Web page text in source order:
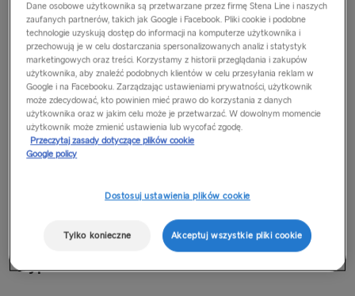
Nynäshamn – Ventspils (pojazdy o długości poniżej 6 m)
Liepaja – Travemünde (pojazdy o długości poniżej 6 m)
Karlskrona – Gdynia
Aby zarezerwować priorytetowe wejście na pokład z
wyprzedzeniem, przed datą wypłynięcia prosimy zadzwonić
do lokalnego centrum obsługi klientów. Po przyjeździe do
pas do wejścia na pokład.
Prosimy pamiętać o rezerwacji z
wyprzedzeniem!
Dane osobowe użytkownika są przetwarzane przez firmę Stena Line i naszych
zaufanych partnerów, takich jak Google i Facebook. Pliki cookie i podobne
technologie uzyskują dostęp do informacji na komputerze użytkownika i
przechowują je w celu dostarczania spersonalizowanych analiz i statystyk
marketingowych oraz treści. Korzystamy z historii przeglądania i zakupów
użytkownika, aby znaleźć podobnych klientów w celu przesyłania reklam w
Google i na Facebooku. Zarządzając ustawieniami prywatności, użytkownik
może zdecydować, kto powinien mieć prawo do korzystania z danych
użytkownika oraz w jakim celu może je przetwarzać. W dowolnym momencie
użytkownik może zmienić ustawienia lub wycofać zgodę.
Przeczytaj zasady dotyczące plików cookie
Google policy
Dostosuj ustawienia plików cookie
Tylko konieczne Akceptuj wszystkie pliki cookie